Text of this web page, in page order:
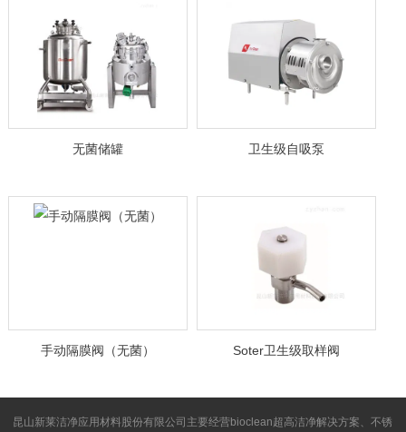
无菌储罐 卫生级自吸泵
手动隔膜阀（无菌） Soter卫生级取样阀
昆山新莱洁净应用材料股份有限公司主要经营bioclean超高洁净解决方案、不锈